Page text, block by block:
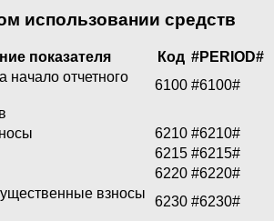
использовании средств
показателя Код #PERIOD#
начало отчетного
6100 #6100#
6210 #6210#
6215 #6215#
6220 #6220#
взносы
6230 #6230#